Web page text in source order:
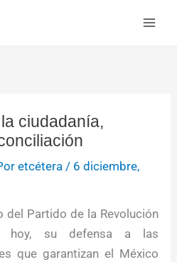
ciudadanía,
etcétera / 6 diciembre,
del Partido de la Revolución
hoy, su defensa a las
que garantizan el México